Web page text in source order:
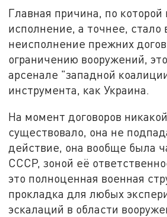
Главная причина, по
исполнение, а точнее,
неисполнение прежних
ограничению вооружений,
арсенале "западной
инструмента, как Украина.
На момент договоров
существовало, она не
действие, она вообще была
СССР, зоной её
это полноценная военная
прокладка для любых
эскалаций в области